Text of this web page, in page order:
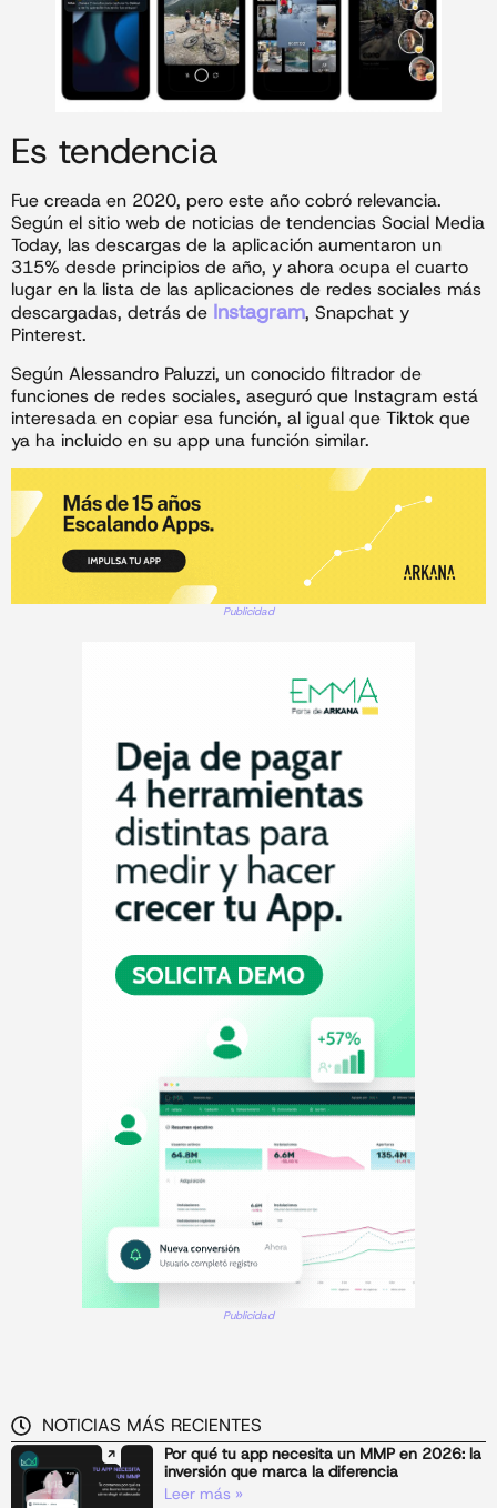
Es tendencia
Fue creada en 2020, pero este año cobró relevancia.
Según el sitio web de noticias de tendencias Social Media
Today, las descargas de la aplicación aumentaron un
315% desde principios de año, y ahora ocupa el cuarto
lugar en la lista de las aplicaciones de redes sociales más
descargadas, detrás de Instagram, Snapchat y
Pinterest.
Según Alessandro Paluzzi, un conocido filtrador de
funciones de redes sociales, aseguró que Instagram está
interesada en copiar esa función, al igual que Tiktok que
ya ha incluido en su app una función similar.
Publicidad
Publicidad
NOTICIAS MÁS RECIENTES
Por qué tu app necesita un MMP en 2026: la
inversión que marca la diferencia
Leer más »